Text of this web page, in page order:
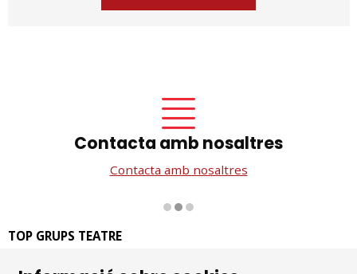
Contacta amb nosaltres
Contacta amb nosaltres
TOP GRUPS TEATRE